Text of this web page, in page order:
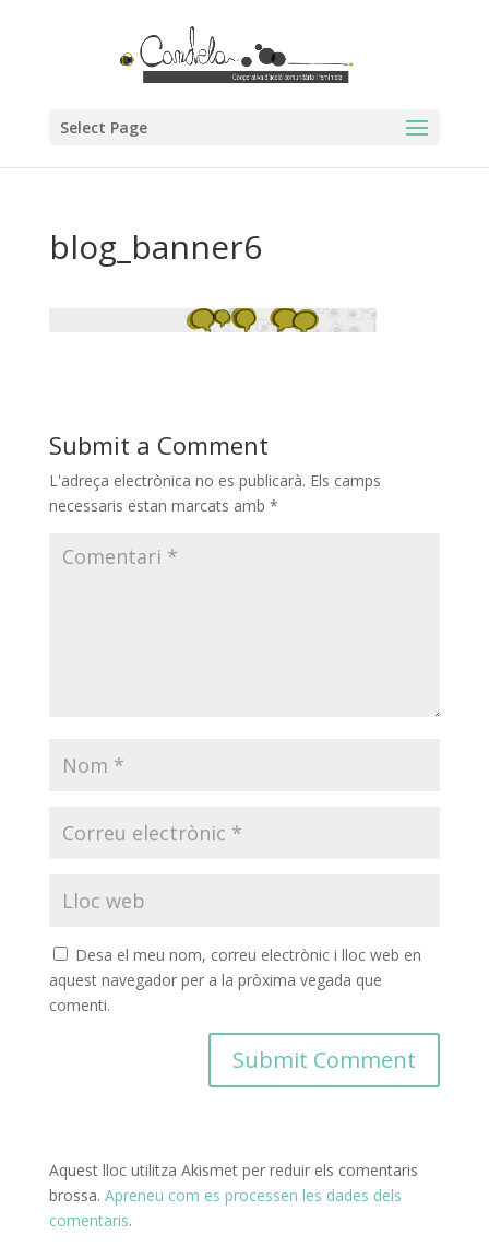
Select Page
blog_banner6
Submit a Comment
L'adreça electrònica no es publicarà. Els camps
necessaris estan marcats amb *
Desa el meu nom, correu electrònic i lloc web en
aquest navegador per a la pròxima vegada que
comenti.
Aquest lloc utilitza Akismet per reduir els comentaris
brossa. Apreneu com es processen les dades dels
comentaris.